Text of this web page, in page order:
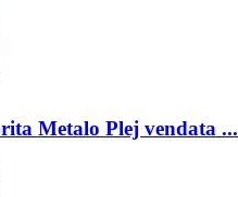
Metalo Plej vendata ...